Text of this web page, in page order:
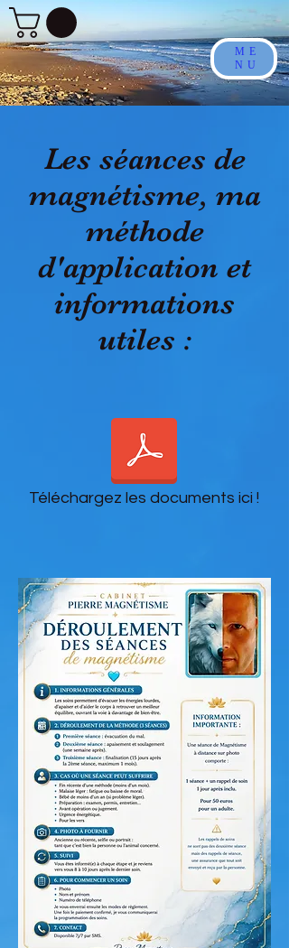
ME
NU
Les séances de
magnétisme, ma
méthode
d'application et
informations
utiles :
Téléchargez les documents ici !